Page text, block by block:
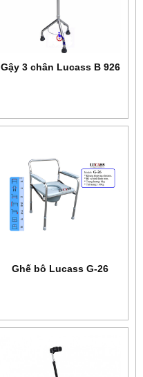
Gậy 3 chân Lucass B 926
Ghế bô Lucass G-26